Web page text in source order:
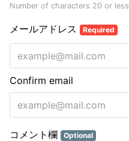
Number of characters 20 or less
メールアドレス Required
Confirm email
コメント欄 Optional